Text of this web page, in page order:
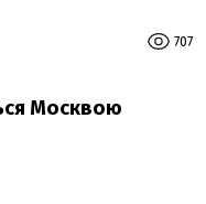
707
Москвою